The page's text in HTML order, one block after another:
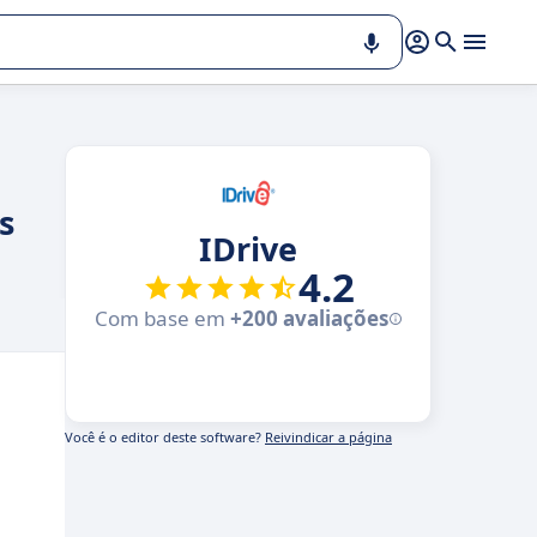
IDrive
4.2
Com base em +200 avaliações
Você é o editor deste software? Reivindicar a página